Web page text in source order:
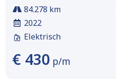
84.278 km
2022
Elektrisch
€ 430 p/m